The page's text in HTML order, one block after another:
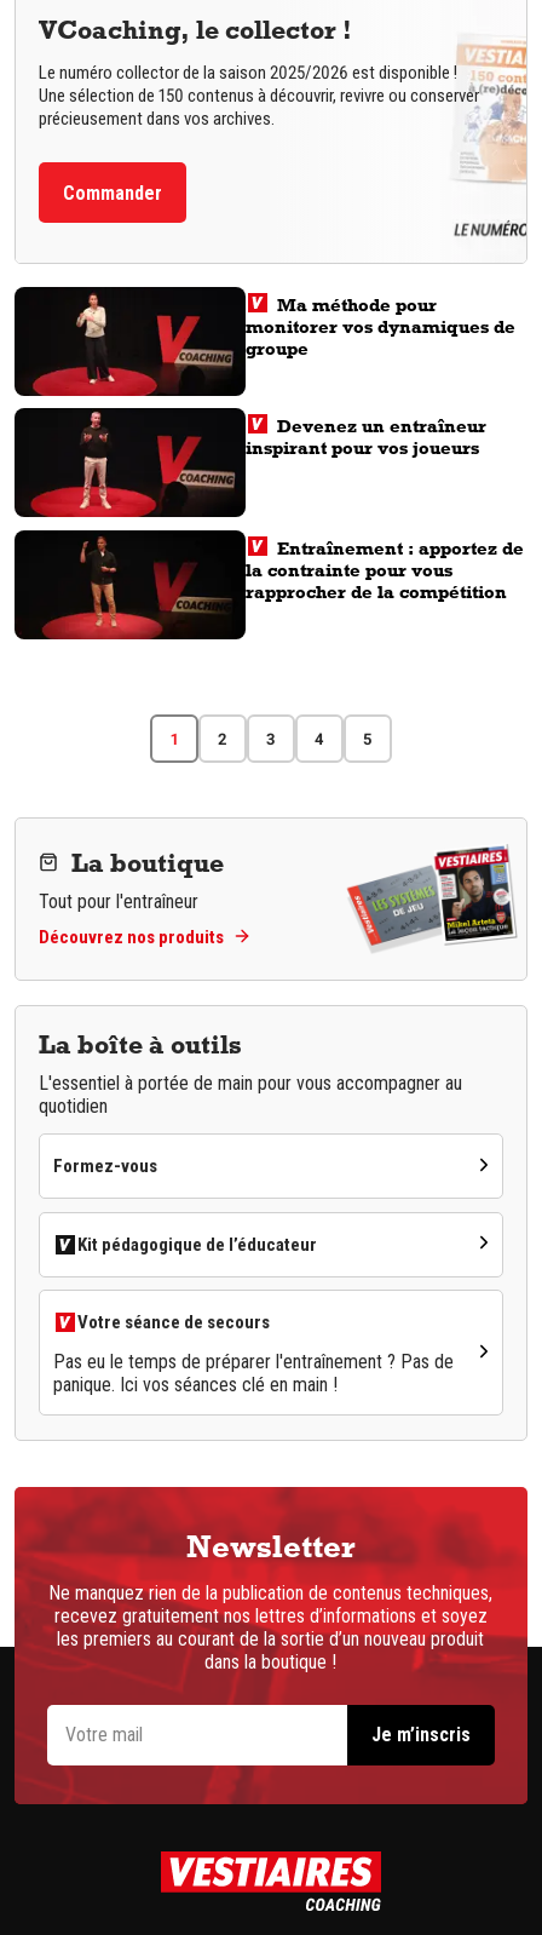
VCoaching, le collector !
Le numéro collector de la saison 2025/2026 est disponible !
Une sélection de 150 contenus à découvrir, revivre ou conserver
précieusement dans vos archives.
Commander
Ma méthode pour
monitorer vos dynamiques de
groupe
Devenez un entraîneur
inspirant pour vos joueurs
Entraînement : apportez de
la contrainte pour vous
rapprocher de la compétition
1 2 3 4 5
La boutique
Tout pour l'entraîneur
Découvrez nos produits
La boîte à outils
L'essentiel à portée de main pour vous accompagner au
quotidien
Formez-vous
Kit pédagogique de l’éducateur
Votre séance de secours
Pas eu le temps de préparer l'entraînement ? Pas de
panique. Ici vos séances clé en main !
Newsletter
Ne manquez rien de la publication de contenus techniques,
recevez gratuitement nos lettres d’informations et soyez
les premiers au courant de la sortie d’un nouveau produit
dans la boutique !